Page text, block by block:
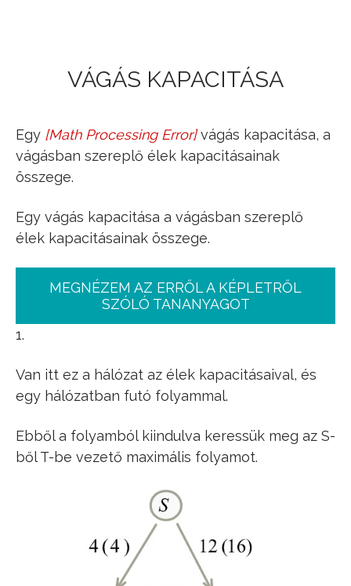
VÁGÁS KAPACITÁSA
Egy [Math Processing Error]
(S,T)
vágás kapacitása, a
vágásban szereplő élek kapacitásainak
összege.
Egy vágás kapacitása a vágásban szereplő
élek kapacitásainak összege.
MEGNÉZEM AZ ERRŐL A KÉPLETRŐL
SZÓLÓ TANANYAGOT
1.
Van itt ez a hálózat az élek kapacitásaival, és
egy hálózatban futó folyammal.
Ebből a folyamból kiindulva keressük meg az S-
ből T-be vezető maximális folyamot.